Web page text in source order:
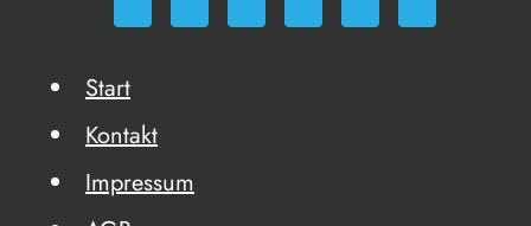
Start
Kontakt
Impressum